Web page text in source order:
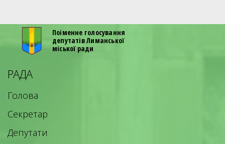
Поіменне голосування
депутатів Лиманської
міської ради
РАДА
Голова
Секретар
Депутати